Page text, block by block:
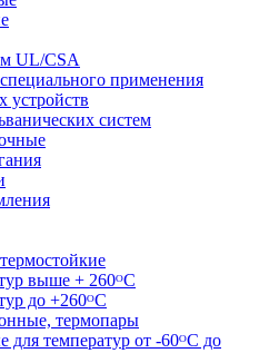
UL/CSA
применения
устройств
систем
выше + 260ᴼС
до +260ᴼС
термопары
для температур от -60ᴼC до